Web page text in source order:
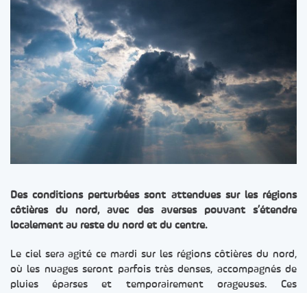
Des conditions perturbées sont attendues sur les régions
côtières du nord, avec des averses pouvant s’étendre
localement au reste du nord et du centre.
Le ciel sera agité ce mardi sur les régions côtières du nord,
où les nuages seront parfois très denses, accompagnés de
pluies éparses et temporairement orageuses. Ces